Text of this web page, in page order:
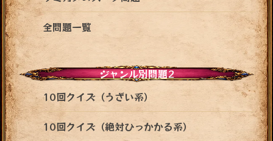
全問題一覧
ジャンル別問題2
10回クイズ（うざい系）
10回クイズ（絶対ひっかかる系）